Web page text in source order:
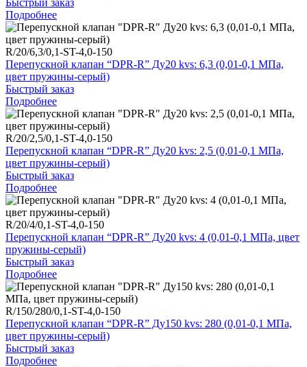
Быстрый заказ
Подробнее
R/20/6,3/0,1-ST-4,0-150
Перепускной клапан “DPR-R” Ду20 kvs: 6,3 (0,01-0,1 МПа,
цвет пружины-серый)
Быстрый заказ
Подробнее
R/20/2,5/0,1-ST-4,0-150
Перепускной клапан “DPR-R” Ду20 kvs: 2,5 (0,01-0,1 МПа,
цвет пружины-серый)
Быстрый заказ
Подробнее
R/20/4/0,1-ST-4,0-150
Перепускной клапан “DPR-R” Ду20 kvs: 4 (0,01-0,1 МПа, цвет
пружины-серый)
Быстрый заказ
Подробнее
R/150/280/0,1-ST-4,0-150
Перепускной клапан “DPR-R” Ду150 kvs: 280 (0,01-0,1 МПа,
цвет пружины-серый)
Быстрый заказ
Подробнее